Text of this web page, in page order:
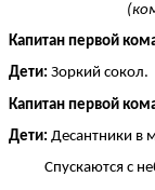
Капитан первой
Дети: Зоркий сокол.
Капитан первой
Дети: Десантники в
Спускаются с